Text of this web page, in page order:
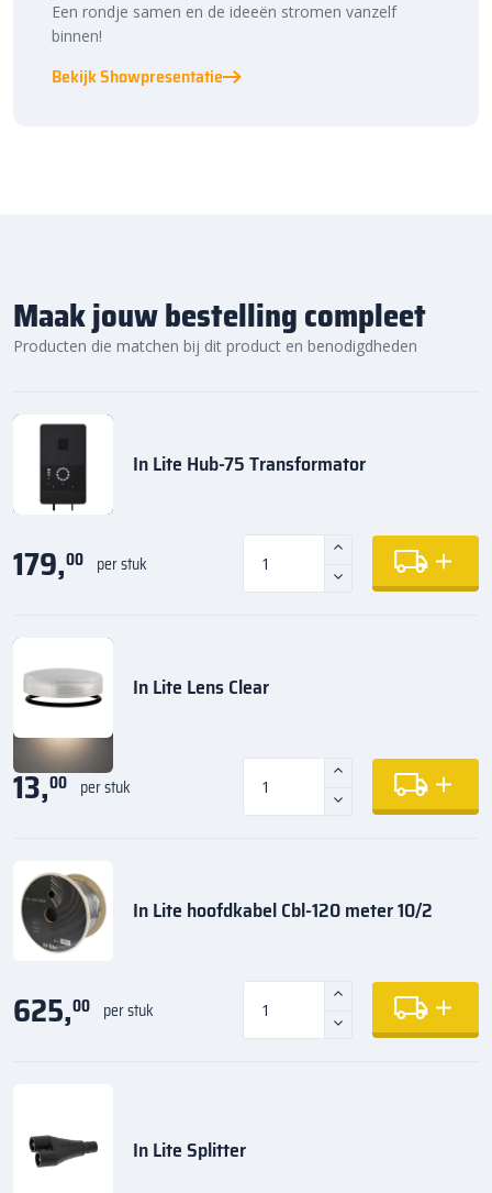
Een rondje samen en de ideeën stromen vanzelf
binnen!
Bekijk Showpresentatie
Maak jouw bestelling compleet
Producten die matchen bij dit product en benodigdheden
In Lite Hub-75 Transformator
179,00 per stuk
In Lite Lens Clear
13,00 per stuk
In Lite hoofdkabel Cbl-120 meter 10/2
625,00 per stuk
In Lite Splitter